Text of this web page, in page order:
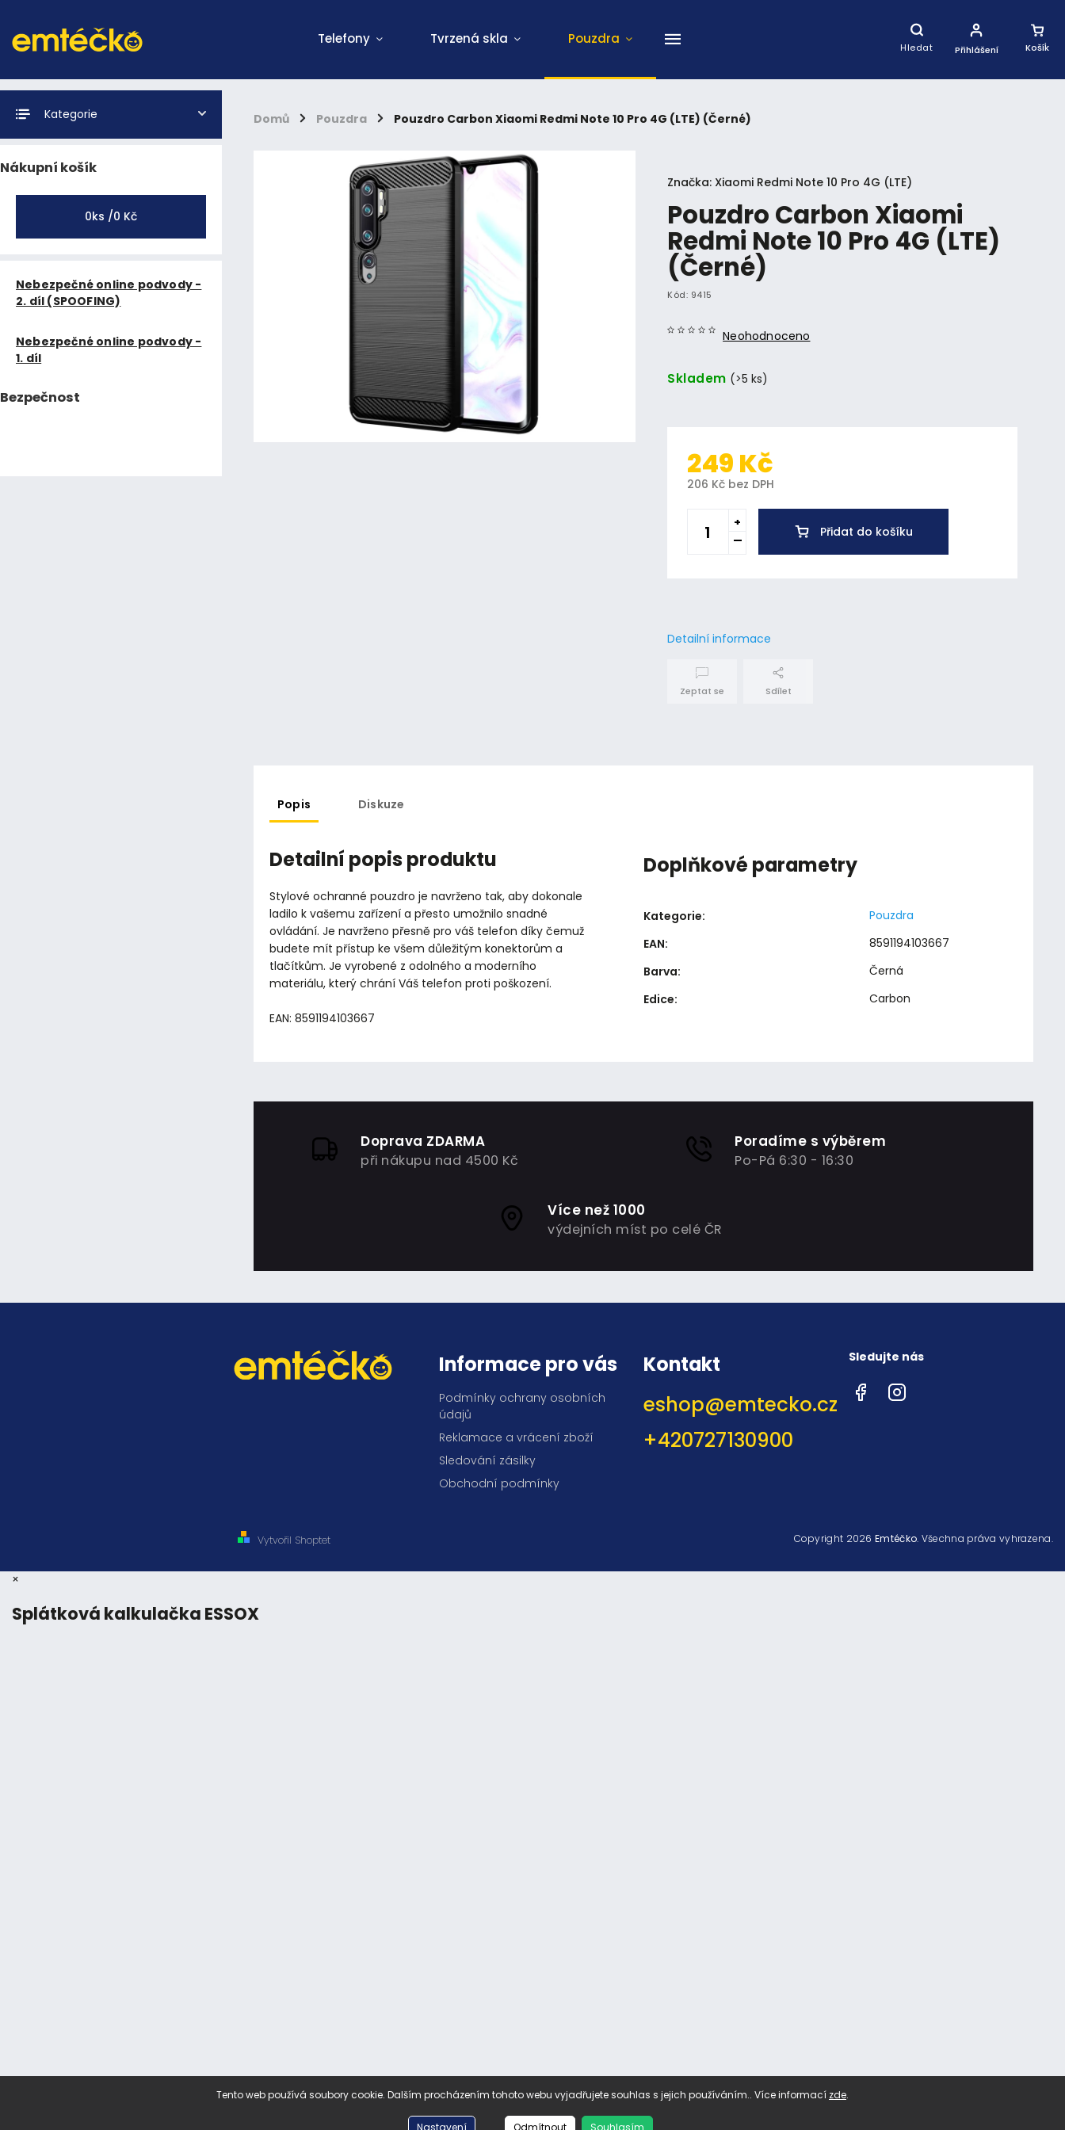
Tento web používá soubory cookie. Dalším procházením tohoto webu vyjadřujete souhlas s jejich používáním.. Více informací zde.
Nastavení Odmítnout Souhlasím
Hledat
Nákupní
Košík
Přihlášení
Telefony Tvrzená skla Pouzdra
Domů / Pouzdra / Pouzdro Carbon Xiaomi Redmi Note 10 Pro 4G (LTE) (Černé)
Kategorie
Nákupní košík
0ks /0 Kč
Nebezpečné online podvody -
2. díl (SPOOFING)
Nebezpečné online podvody -
1. díl
Bezpečnost
Pouzdro Carbon Xiaomi
Redmi Note 10 Pro 4G (LTE)
(Černé)
Kód: 9415
Neohodnoceno
Značka: Xiaomi Redmi Note 10 Pro 4G (LTE)
Skladem (>5 ks)
249 Kč
206 Kč bez DPH
Přidat do košíku
Detailní informace
Zeptat se Sdílet
Popis Diskuze
Detailní popis produktu
Stylové ochranné pouzdro je navrženo tak, aby dokonale
ladilo k vašemu zařízení a přesto umožnilo snadné
ovládání. Je navrženo přesně pro váš telefon díky čemuž
budete mít přístup ke všem důležitým konektorům a
tlačítkům. Je vyrobené z odolného a moderního
materiálu, který chrání Váš telefon proti poškození.
EAN: 8591194103667
Doplňkové parametry
Kategorie:
Pouzdra
EAN:
8591194103667
Barva:
Černá
Edice: Carbon
Doprava ZDARMA
při nákupu nad 4500 Kč
Poradíme s výběrem
Po-Pá 6:30 - 16:30
Více než 1000
výdejních míst po celé ČR
Informace pro vás
Podmínky ochrany osobních
údajů
Reklamace a vrácení zboží
Sledování zásilky
Obchodní podmínky
Kontakt
eshop@emtecko.cz
+420727130900
Sledujte nás
FacebookInstagram
Vytvořil Shoptet Copyright 2026Emtéčko. Všechna práva vyhrazena.
×
Splátková kalkulačka ESSOX